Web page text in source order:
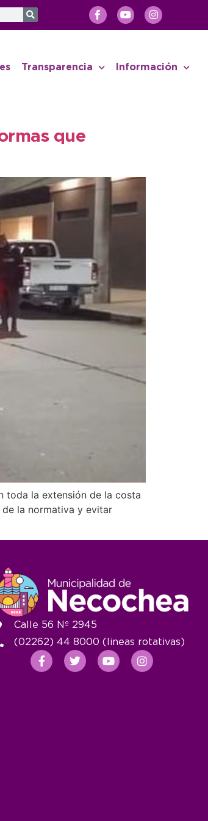
Transparencia Información
que
toda la extensión de la costa
la normativa y evitar
Calle 56 Nº 2945
(02262) 44 8000 (lineas rotativas)